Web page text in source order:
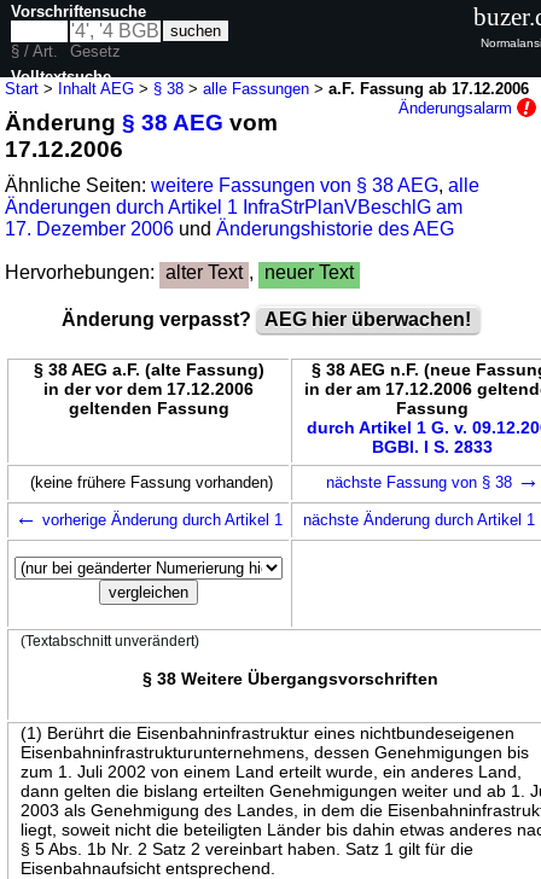
Start > Inhalt AEG > § 38 >alle Fassungen >a.F. Fassung ab 17.12.2006
Änderungsalarm
Änderung§ 38 AEG vom
17.12.2006
Ähnliche Seiten:weitere Fassungen von § 38 AEG,alle
Änderungen durch Artikel 1 InfraStrPlanVBeschlG am
17. Dezember 2006 undÄnderungshistorie des AEG
Hervorhebungen: alter Text , neuer Text
Änderung verpasst? AEG hier überwachen!
§ 38 AEG a.F. (alte Fassung)
in der vor dem 17.12.2006
geltenden Fassung
§ 38 AEG n.F. (neue
in der am 17.12.2006
Fassung
durch Artikel 1 G. v.
BGBl. I S. 2833
(keine frühere Fassung vorhanden) nächste Fassung von § 38 →
← vorherige Änderung durch Artikel 1 nächste Änderung durch Artikel 1
(Textabschnitt unverändert)
§ 38 Weitere Übergangsvorschriften
(1) Berührt die Eisenbahninfrastruktur eines nichtbundeseigenen
Eisenbahninfrastrukturunternehmens, dessen Genehmigungen bis
zum 1. Juli 2002 von einem Land erteilt wurde, ein anderes Land,
dann gelten die bislang erteilten Genehmigungen weiter und ab 1.
2003 als Genehmigung des Landes, in dem die
liegt, soweit nicht die beteiligten Länder bis dahin etwas anderes
§ 5 Abs. 1b Nr. 2 Satz 2 vereinbart haben. Satz 1 gilt für die
Eisenbahnaufsicht entsprechend.
Vorschriftensuche
§ / Art.
Gesetz
Volltextsuche
nur in AEG